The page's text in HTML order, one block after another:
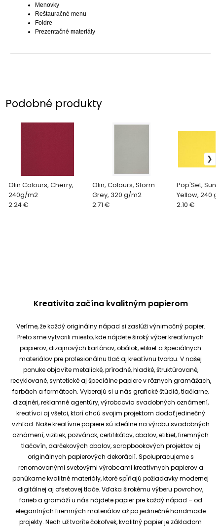
Menovky
Reštauračné menu
Foldre
Prezentačné materiály
Podobné produkty
Olin Colours, Cherry,
240g/m2
2.24 €
Olin, Colours, Storm
Grey, 320 g/m2
2.71 €
Pop'Set,
Yellow, 240
2.10 €
Kreativita začína kvalitným papierom
Veríme, že každý originálny nápad si zaslúži výnimočný papier.
Preto sme vytvorili miesto, kde nájdete široký výber kreatívnych
papierov, dizajnových kartónov, obálok, etikiet a špeciálnych
materiálov pre profesionálnu tlač aj kreatívnu tvorbu. V našej
ponuke objavíte metalické, prírodné, hladké, štruktúrované,
recyklované, syntetické aj špeciálne papiere v rôznych gramážach,
farbách a formátoch. Vyberajú si u nás grafické štúdiá, tlačiarne,
dizajnéri, reklamné agentúry, výrobcovia svadobných oznámení,
kreatívci aj všetci, ktorí chcú svojim projektom dodať jedinečný
vzhľad. Naše kreatívne papiere sú ideálne na výrobu svadobných
oznámení, vizitiek, pozvánok, certifikátov, obalov, etikiet, firemných
tlačovín, darčekových obalov, scrapbookových projektov aj
originálnych papierových dekorácií. Spolupracujeme s
renomovanými svetovými výrobcami kreatívnych papierov a
ponúkame kvalitné materiály, ktoré spĺňajú požiadavky modernej
digitálnej aj ofsetovej tlače. Vďaka širokému výberu povrchov,
farieb a gramáží u nás nájdete papier pre každý nápad – od
elegantných firemných materiálov až po jedinečné handmade
projekty. Nech už tvoríte čokoľvek, kvalitný papier je základom